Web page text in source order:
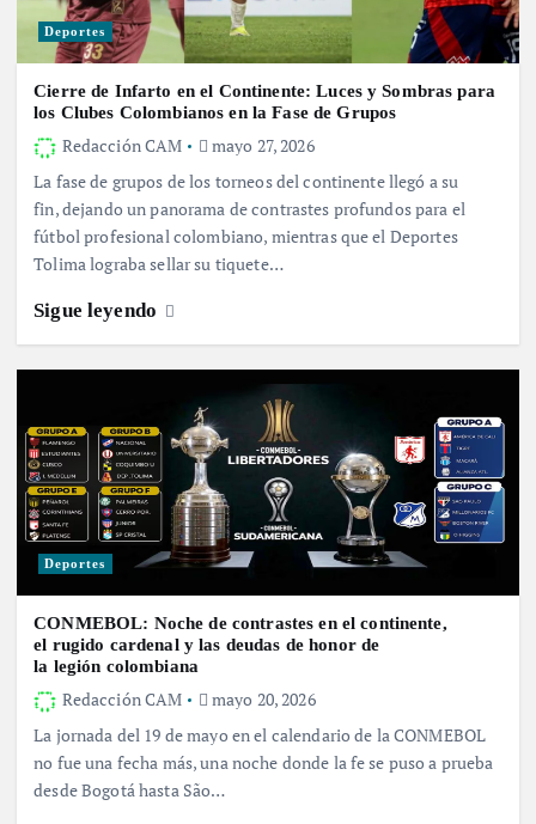
Deportes
Cierre de Infarto en el Continente: Luces y Sombras para
los Clubes Colombianos en la Fase de Grupos
Redacción CAM
mayo 27, 2026
La fase de grupos de los torneos del continente llegó a su
fin, dejando un panorama de contrastes profundos para el
fútbol profesional colombiano, mientras que el Deportes
Tolima lograba sellar su tiquete…
Sigue leyendo
Deportes
CONMEBOL: Noche de contrastes en el continente,
el rugido cardenal y las deudas de honor de
la legión colombiana
Redacción CAM
mayo 20, 2026
La jornada del 19 de mayo en el calendario de la CONMEBOL
no fue una fecha más, una noche donde la fe se puso a prueba
desde Bogotá hasta São…